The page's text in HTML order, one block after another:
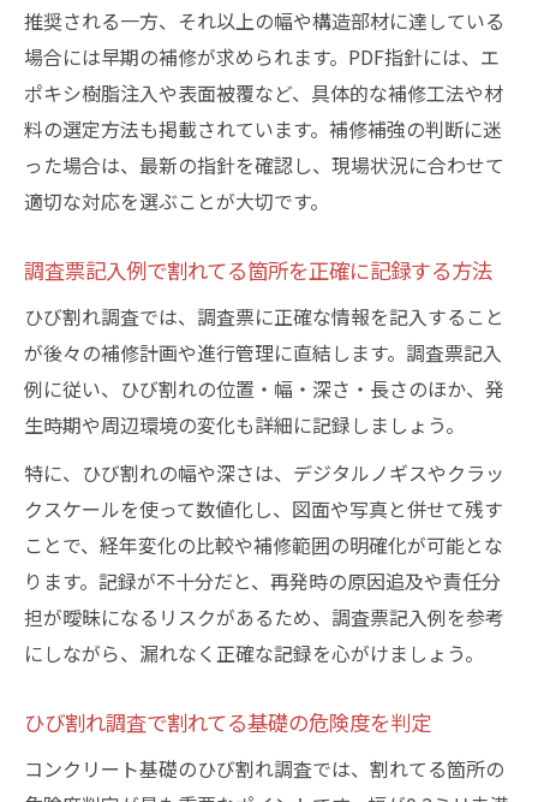
推奨される一方、それ以上の幅や構造部材に達している
場合には早期の補修が求められます。PDF指針には、エ
ポキシ樹脂注入や表面被覆など、具体的な補修工法や材
料の選定方法も掲載されています。補修補強の判断に迷
った場合は、最新の指針を確認し、現場状況に合わせて
適切な対応を選ぶことが大切です。
調査票記入例で割れてる箇所を正確に記録する方法
ひび割れ調査では、調査票に正確な情報を記入すること
が後々の補修計画や進行管理に直結します。調査票記入
例に従い、ひび割れの位置・幅・深さ・長さのほか、発
生時期や周辺環境の変化も詳細に記録しましょう。
特に、ひび割れの幅や深さは、デジタルノギスやクラッ
クスケールを使って数値化し、図面や写真と併せて残す
ことで、経年変化の比較や補修範囲の明確化が可能とな
ります。記録が不十分だと、再発時の原因追及や責任分
担が曖昧になるリスクがあるため、調査票記入例を参考
にしながら、漏れなく正確な記録を心がけましょう。
ひび割れ調査で割れてる基礎の危険度を判定
コンクリート基礎のひび割れ調査では、割れてる箇所の